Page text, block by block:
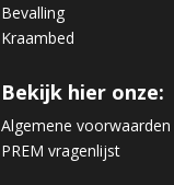
Bevalling
Kraambed
Bekijk hier onze:
Algemene voorwaarden
PREM vragenlijst